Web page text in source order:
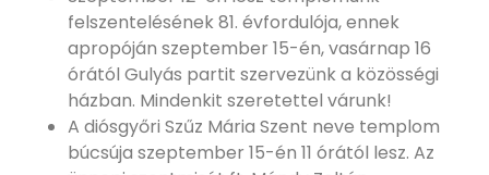
felszentelésének 81. évfordulója, ennek
apropóján szeptember 15-én, vasárnap 16
órától Gulyás partit szervezünk a közösségi
házban. Mindenkit szeretettel várunk!
A diósgyőri Szűz Mária Szent neve templom
búcsúja szeptember 15-én 11 órától lesz. Az